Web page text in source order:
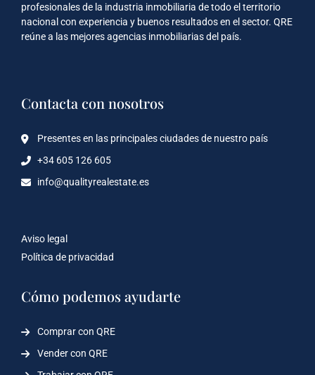
profesionales de la industria inmobiliaria de todo el territorio
nacional con experiencia y buenos resultados en el sector. QRE
reúne a las mejores agencias inmobiliarias del país.
Contacta con nosotros
Presentes en las principales ciudades de nuestro país
+34 605 126 605
info@qualityrealestate.es
Aviso legal
Política de privacidad
Cómo podemos ayudarte
Comprar con QRE
Vender con QRE